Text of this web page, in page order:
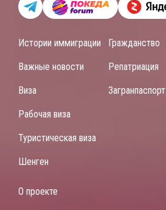
Истории иммиграции
Важные новости
Виза
Рабочая виза
Туристическая виза
Шенген
Гражданство
Репатриация
Загранпаспорт
О проекте